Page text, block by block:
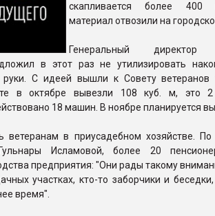
скапливается более 400
материал отвозили на
Генеральный директор
в этот раз не утилизировать
С идеей вышли к Совету ветеранов
в октябре вывезли 108 куб. м, это
18 машин. В ноябре планируется
ветеранам в приусадебном хозяйстве.
Исламовой, более 20
предприятия: "Они рады такому
участках, кто-то заборчики и
время".